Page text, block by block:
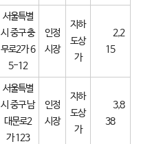
서울특별
시 중구 충
무로2가 6
5-12
인정
시장
지하
도상
가
2,2
15
서울특별
시 중구 남
대문로2
가 123
인정
시장
지하
도상
가
3,8
38